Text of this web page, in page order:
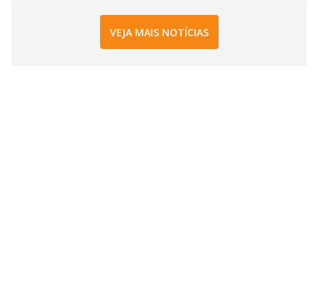
VEJA MAIS NOTÍCIAS